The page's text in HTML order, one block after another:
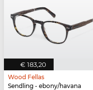
€ 183,20
Wood Fellas
Sendling - ebony/havana